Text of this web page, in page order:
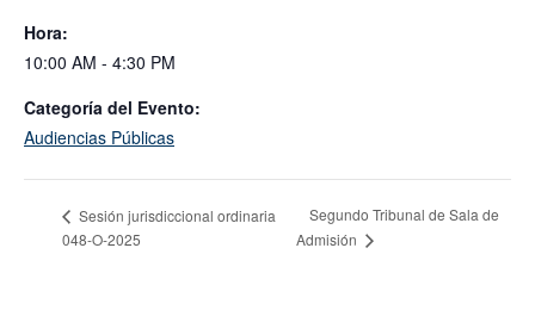
Hora:
10:00 AM - 4:30 PM
Categoría del Evento:
Audiencias Públicas
Sesión jurisdiccional ordinaria
048-O-2025
Segundo Tribunal de Sala de
Admisión